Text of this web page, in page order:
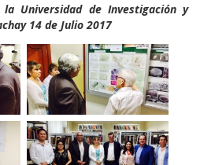
Universidad de Investigación y
14 de Julio 2017